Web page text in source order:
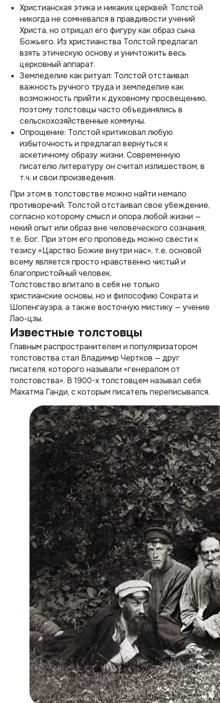
Христианская этика и никаких церквей: Толстой
никогда не сомневался в правдивости учений
Христа, но отрицал его фигуру как образ сына
Божьего. Из христианства Толстой предлагал
взять этическую основу и уничтожить весь
церковный аппарат.
Земледелие как ритуал: Толстой отстаивал
важность ручного труда и земледелие как
возможность прийти к духовному просвещению,
поэтому толстовцы часто объединялись в
сельскохозяйственные коммуны.
Опрощение: Толстой критиковал любую
избыточность и предлагал вернуться к
аскетичному образу жизни. Современную
писателю литературу он считал излишеством, в
т.ч. и свои произведения.
При этом в толстовстве можно найти немало
противоречий. Толстой отстаивал свое убеждение,
согласно которому смысл и опора любой жизни —
некий опыт или образ вне человеческого сознания,
т.е. Бог. При этом его проповедь можно свести к
тезису «Царство Божие внутри нас», т.е. основой
всему является просто нравственно чистый и
благопристойный человек.
Толстовство впитало в себя не только
христианские основы, но и философию Сократа и
Шопенгауэра, а также восточную мистику — учение
Лао-цзы.
Известные толстовцы
Главным распространителем и популяризатором
толстовства стал Владимир Чертков — друг
писателя, которого называли «генералом от
толстовства». В 1900-х толстовцем называл себя
Махатма Ганди, с которым писатель переписывался.